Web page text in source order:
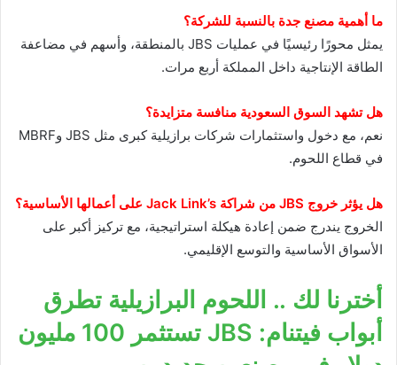
ما أهمية مصنع جدة بالنسبة للشركة؟
يمثل محورًا رئيسيًا في عمليات JBS بالمنطقة، وأسهم في مضاعفة
الطاقة الإنتاجية داخل المملكة أربع مرات.
هل تشهد السوق السعودية منافسة متزايدة؟
نعم، مع دخول واستثمارات شركات برازيلية كبرى مثل JBS وMBRF
في قطاع اللحوم.
هل يؤثر خروج JBS من شراكة Jack Link’s على أعمالها الأساسية؟
الخروج يندرج ضمن إعادة هيكلة استراتيجية، مع تركيز أكبر على
الأسواق الأساسية والتوسع الإقليمي.
أخترنا لك .. اللحوم البرازيلية تطرق
أبواب فيتنام: JBS تستثمر 100 مليون